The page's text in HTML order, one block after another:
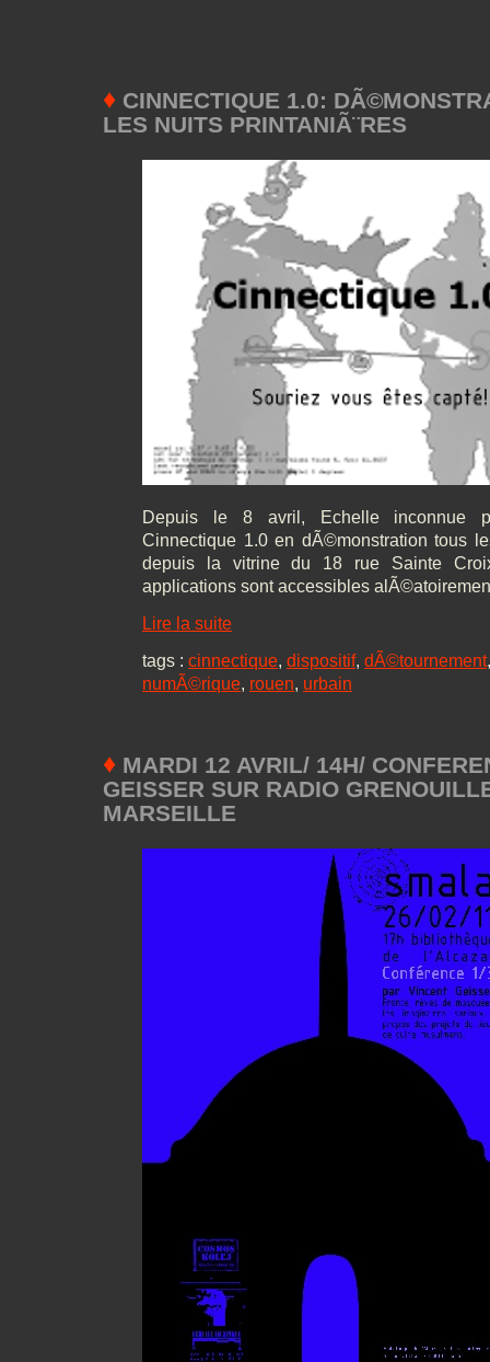
♦ CINNECTIQUE 1.0:
LES NUITS PRINTANIÃ¨RES
Depuis le 8 avril, Echelle inconnue
Cinnectique 1.0 en dÃ©monstration tous
depuis la vitrine du 18 rue Sainte
applications sont accessibles
Lire la suite
tags : cinnectique, dispositif, dÃ©tournement
numÃ©rique, rouen, urbain
♦ MARDI 12 AVRIL/ 14H/
GEISSER SUR RADIO
MARSEILLE